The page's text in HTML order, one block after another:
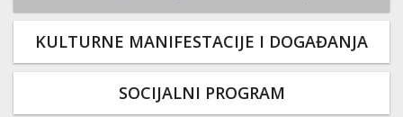
KULTURNE MANIFESTACIJE I DOGAĐANJA
SOCIJALNI PROGRAM